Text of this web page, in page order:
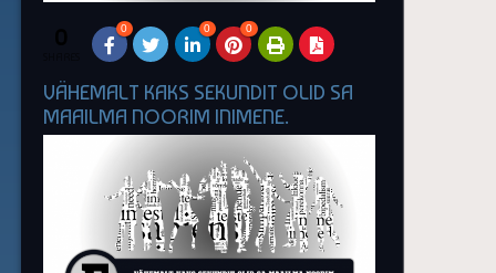
0 0 0 0
VÄHEMALT KAKS SEKUNDIT OLID SA
MAAILMA NOORIM INIMENE.